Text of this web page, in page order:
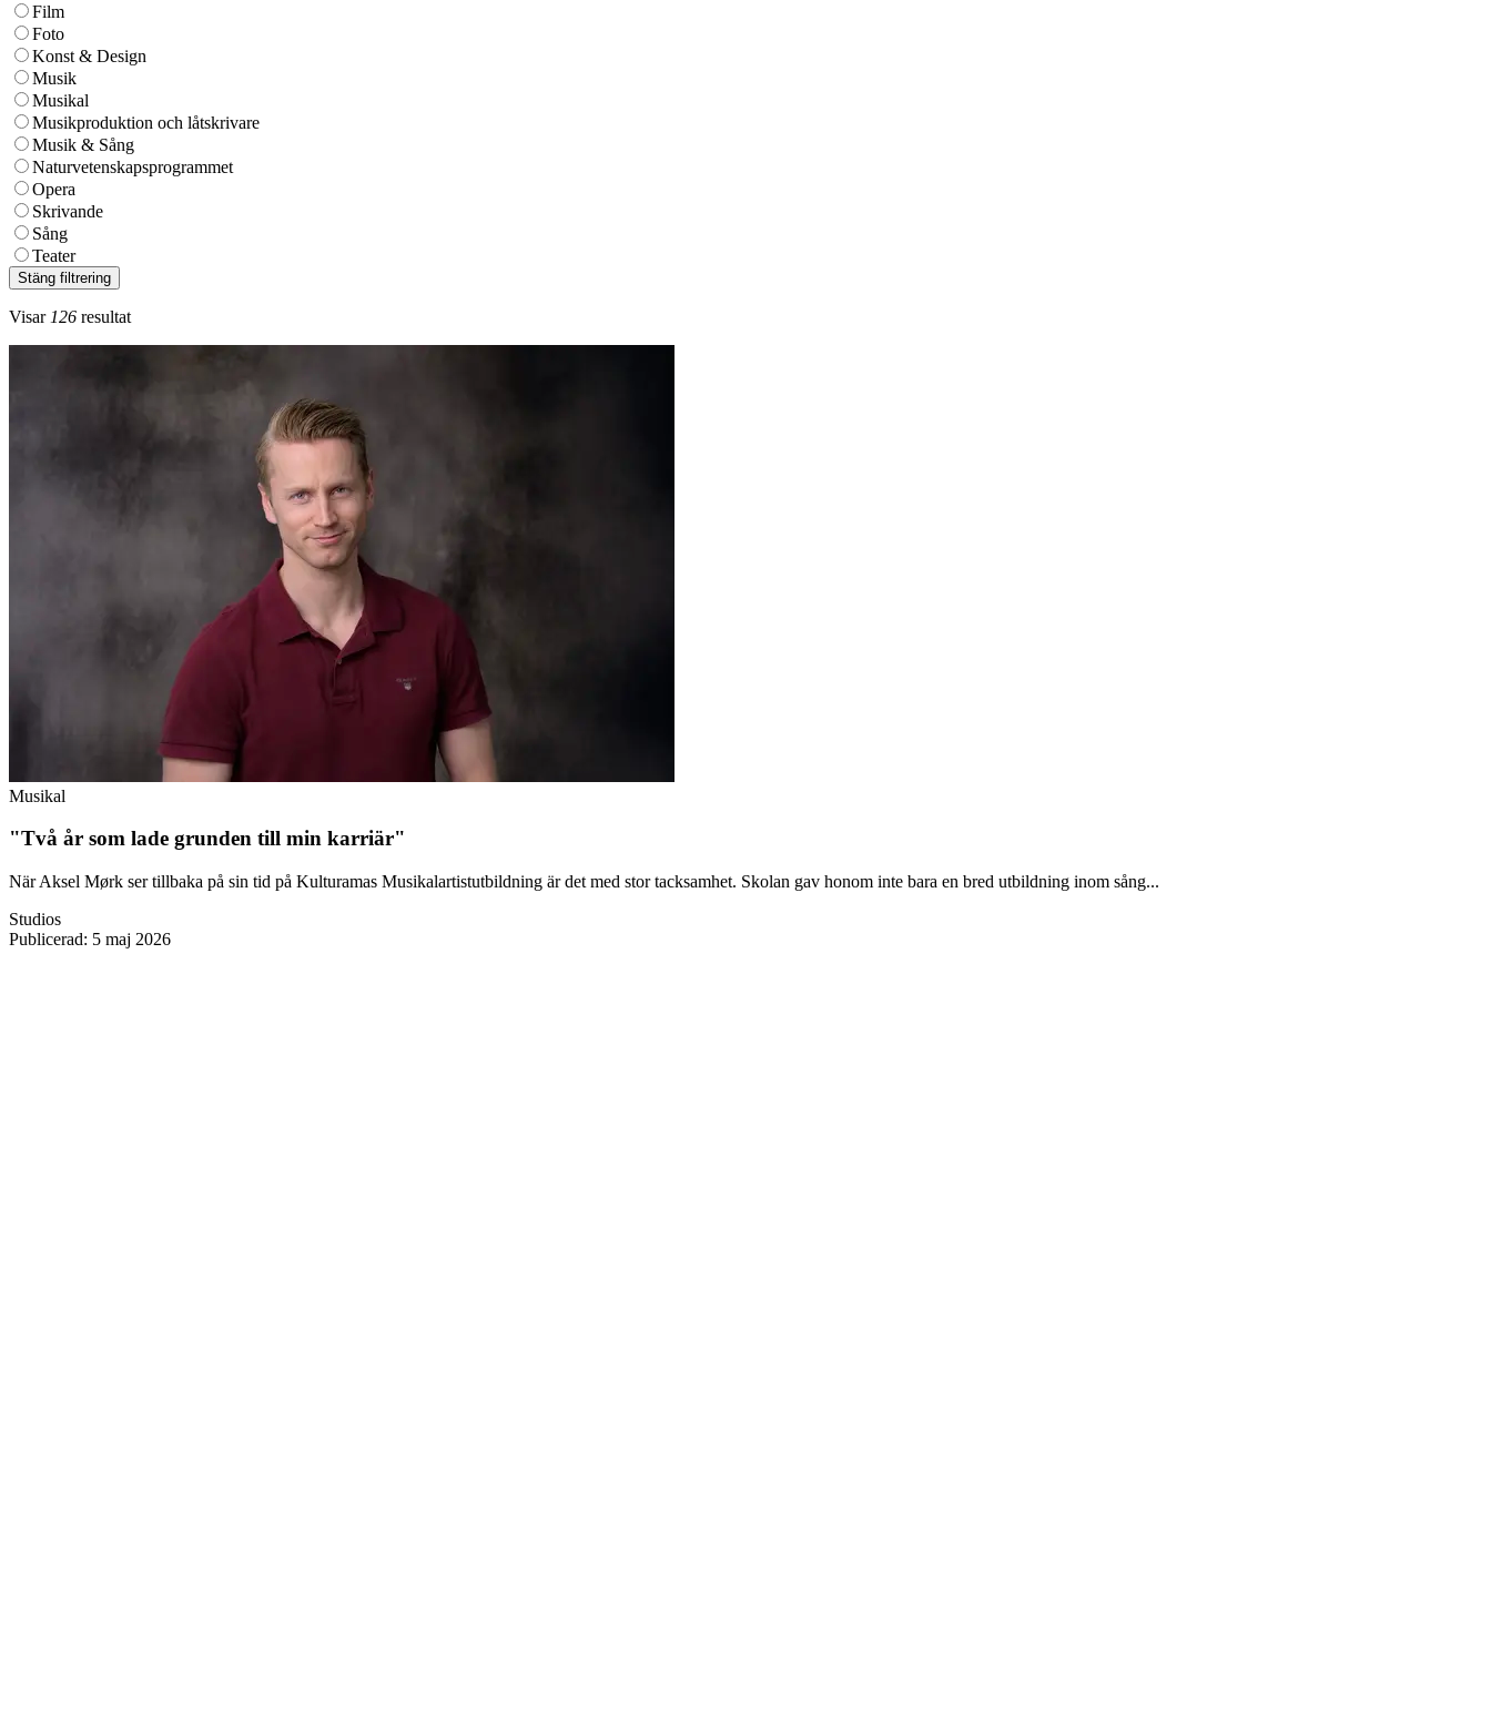
Film
Foto
Konst & Design
Musik
Musikal
Musikproduktion och låtskrivare
Musik & Sång
Naturvetenskapsprogrammet
Opera
Skrivande
Sång
Teater
Stäng filtrering
Visar 126 resultat
Musikal
"Två år som lade grunden till min karriär"
När Aksel Mørk ser tillbaka på sin tid på Kulturamas Musikalartistutbildning är det med stor tacksamhet. Skolan gav honom inte bara en bred utbildning inom sång...
Studios
Publicerad: 5 maj 2026